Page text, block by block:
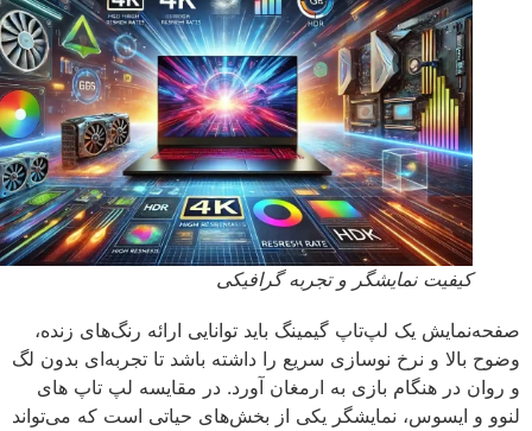
کیفیت نمایشگر و تجربه گرافیکی
یک لپ‌تاپ گیمینگ باید توانایی ارائه رنگ‌های زنده،
بالا و نرخ نوسازی سریع را داشته باشد تا تجربه‌ای بدون لگ
در هنگام بازی به ارمغان آورد. در مقایسه لپ تاپ های
و ایسوس، نمایشگر یکی از بخش‌های حیاتی است که می‌تواند